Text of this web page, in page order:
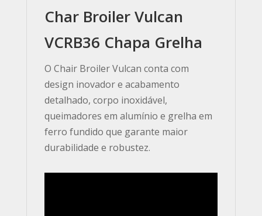
Char Broiler Vulcan
VCRB36 Chapa Grelha
O Chair Broiler Vulcan conta com
design inovador e acabamento
detalhado, corpo inoxidável,
queimadores em alumínio e grelha em
ferro fundido que garante maior
durabilidade e robustez.